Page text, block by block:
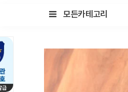
모든카테고리